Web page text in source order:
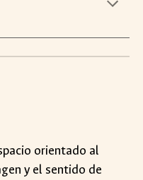
orientado al
y el sentido de